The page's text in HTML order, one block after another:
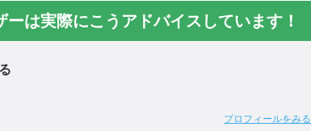
ーは実際にこうアドバイスしています！
プロフィールをみる